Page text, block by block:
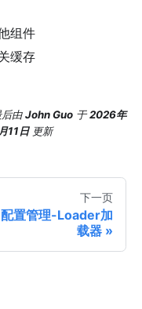
组件
缓存
由John Guo 于2026年
11日 更新
下一页
配置管理-Loader加
载器